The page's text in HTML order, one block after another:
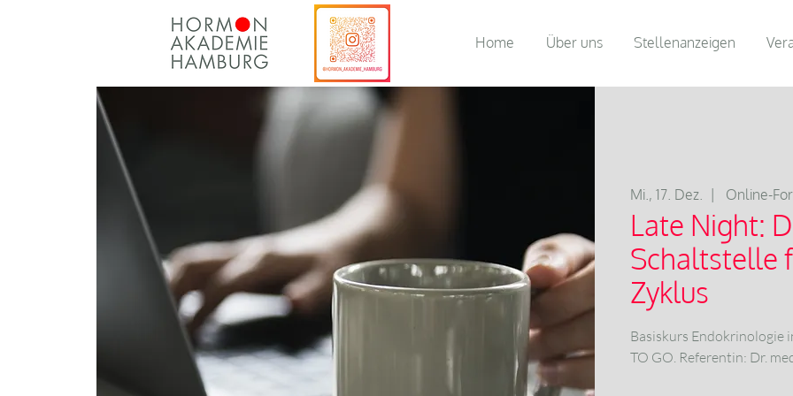
Home Über uns Stellenanzeigen
Mi., 17. Dez. Online-
Late Night:
Schaltstelle
Zyklus
Basiskurs Endokrinologie
TO GO. Referentin: Dr.